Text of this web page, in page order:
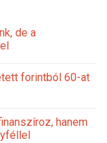
de a
forintból 60-at
hanem